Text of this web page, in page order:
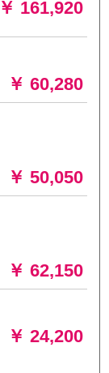
￥ 161,920
￥ 60,280
￥ 50,050
￥ 62,150
￥ 24,200